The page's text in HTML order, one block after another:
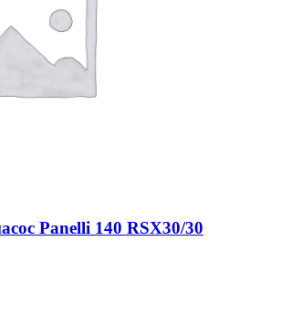
Panelli 140 RSX30/30